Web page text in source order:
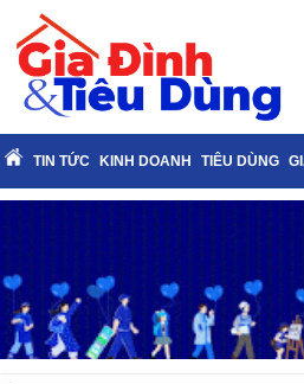
TIN TỨC KINH DOANH TIÊU DÙNG